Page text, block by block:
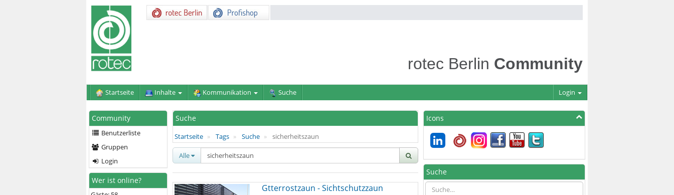
rotec Berlin Community
Startseite Inhalte Kommunikation Suche Login
Community
Benutzerliste
Gruppen
Login
Wer ist online?
Suche
Startseite Tags Suche sicherheitszaun
Alle
Gtterrostzaun - Sichtschutzzaun
Icons
Suche